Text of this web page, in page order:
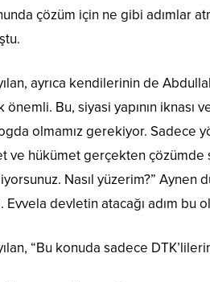
çözüm için ne gibi adımlar
ayrıca kendilerinin de
önemli. Bu, siyasi yapının iknası
olmamız gerekiyor. Sadece
ve hükümet gerçekten çözümde
Nasıl yüzerim?”
Evvela devletin atacağı adım bu
“Bu konuda sadece